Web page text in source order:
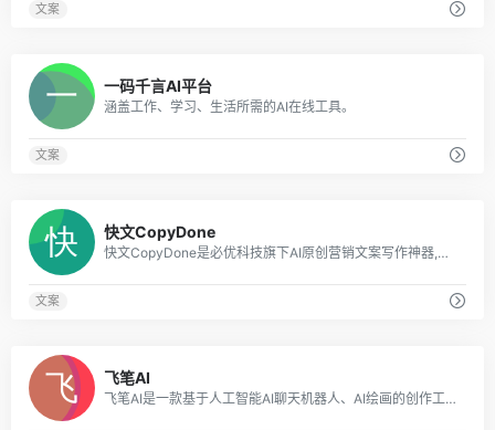
文案
一码千言AI平台
涵盖工作、学习、生活所需的AI在线工具。
文案
快文CopyDone
快文CopyDone是必优科技旗下AI原创营销文案写作神器,通过强大的自然语言处理能力,通过输入关键词,快速生成原创的软文,可以发布在各个媒体和自媒体平台,大幅
文案
飞笔AI
飞笔AI是一款基于人工智能AI聊天机器人、AI绘画的创作工具，为用户探索用AI技术提升写作效率、AI技术创造令人惊艳的绘画和创作体验。